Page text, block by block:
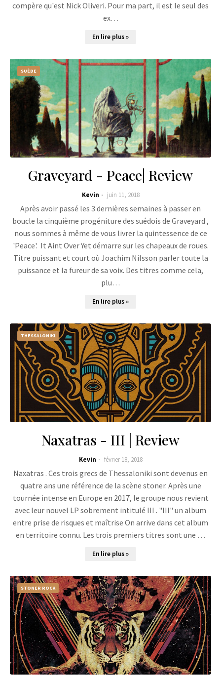
compère qu'est Nick Oliveri. Pour ma part, il est le seul des
ex…
En lire plus »
SUÈDE
Graveyard - Peace| Review
Kevin juin 11, 2018
Après avoir passé les 3 dernières semaines à passer en
boucle la cinquième progéniture des suédois de Graveyard ,
nous sommes à même de vous livrer la quintessence de ce
'Peace'. It Aint Over Yet démarre sur les chapeaux de roues.
Titre puissant et court où Joachim Nilsson parler toute la
puissance et la fureur de sa voix. Des titres comme cela,
plu…
En lire plus »
THESSALONIKI
Naxatras - III | Review
Kevin février 18, 2018
Naxatras . Ces trois grecs de Thessaloniki sont devenus en
quatre ans une référence de la scène stoner. Après une
tournée intense en Europe en 2017, le groupe nous revient
avec leur nouvel LP sobrement intitulé III . "III" un album
entre prise de risques et maîtrise On arrive dans cet album
en territoire connu. Les trois premiers titres sont une …
En lire plus »
STONER ROCK